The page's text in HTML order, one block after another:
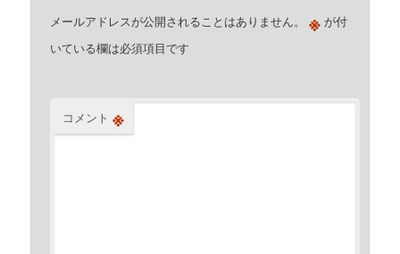
メールアドレスが公開されることはありません。 ※ が付
いている欄は必須項目です
コメント ※